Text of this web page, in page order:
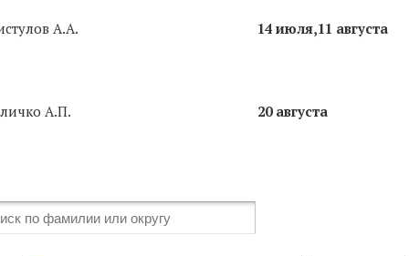
А.А. 14 июля,11 августа
А.П. 20 августа